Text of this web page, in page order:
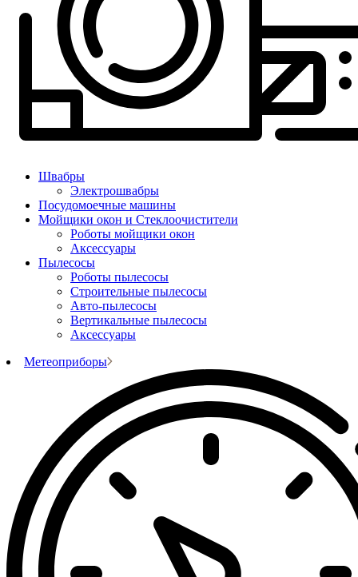
Швабры
Электрошвабры
Посудомоечные машины
Мойщики окон и Стеклоочистители
Роботы мойщики окон
Аксессуары
Пылесосы
Роботы пылесосы
Строительные пылесосы
Авто-пылесосы
Вертикальные пылесосы
Аксессуары
Метеоприборы